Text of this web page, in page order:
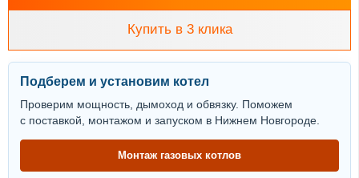
Купить в 3 клика
Подберем и установим котел
Проверим мощность, дымоход и обвязку. Поможем
с поставкой, монтажом и запуском в Нижнем Новгороде.
Монтаж газовых котлов